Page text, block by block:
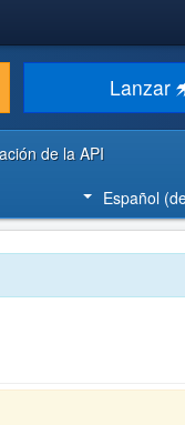
Lanzar
de la API
Español